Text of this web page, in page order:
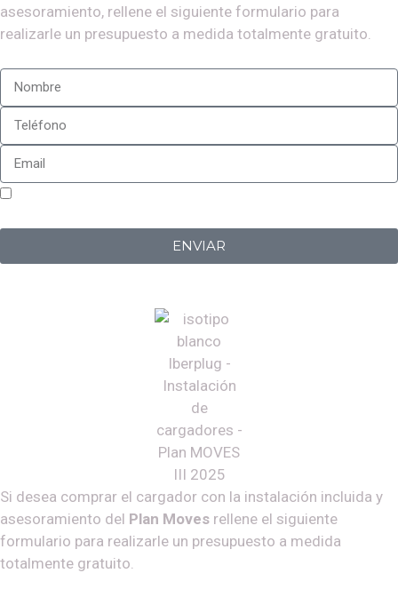
asesoramiento, rellene el siguiente formulario para
realizarle un presupuesto a medida totalmente gratuito.
ENVIAR
Si desea comprar el cargador con la instalación incluida y
asesoramiento del Plan Moves rellene el siguiente
formulario para realizarle un presupuesto a medida
totalmente gratuito.